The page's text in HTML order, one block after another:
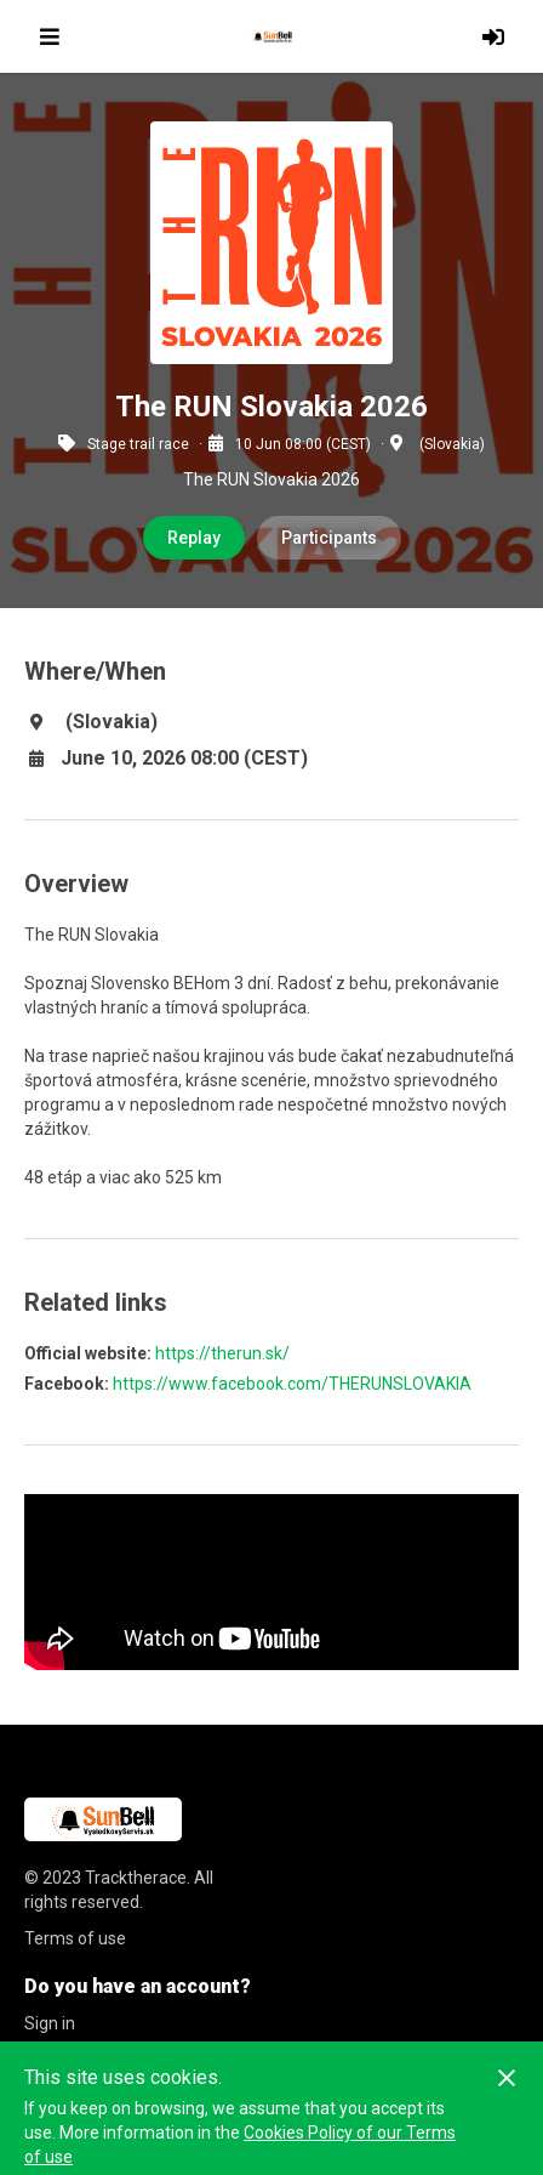
The RUN Slovakia 2026
Stage trail race 10 Jun 08:00 (CEST) (Slovakia)
The RUN Slovakia 2026
Replay Participants
Where/When
(Slovakia)
June 10, 2026 08:00 (CEST)
Overview
The RUN Slovakia
Spoznaj Slovensko BEHom 3 dní. Radosť z behu, prekonávanie
vlastných hraníc a tímová spolupráca.
Na trase naprieč našou krajinou vás bude čakať nezabudnuteľná
športová atmosféra, krásne scenérie, množstvo sprievodného
programu a v neposlednom rade nespočetné množstvo nových
zážitkov.
48 etáp a viac ako 525 km
Related links
Official website: https://therun.sk/
Facebook: https://www.facebook.com/THERUNSLOVAKIA
© 2023 Tracktherace All
rights reserved.
Terms of use
Do you have an account?
Sign in
This site uses cookies.
If you keep on browsing, we assume that you accept its
use. More information in the Cookies Policy of our Terms
of use